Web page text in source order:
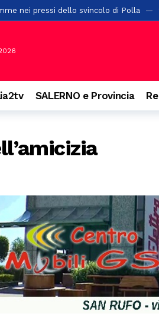
nei pressi dello svincolo di Polla
provoca la caduta di alberi sulla
studio su Oplontis: pane e cereali
del Bussento, si chiude l’undicesima
centro storico di Salerno con 42 posti
Guccini: il cantautore della
sicuri, sequestrati oltre 2mila articoli
SALERNO e Provincia